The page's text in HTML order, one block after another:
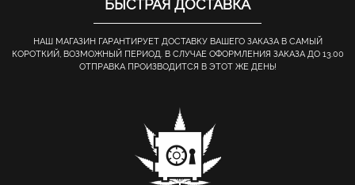
БЫСТРАЯ ДОСТАВКА
НАШ МАГАЗИН ГАРАНТИРУЕТ ДОСТАВКУ ВАШЕГО ЗАКАЗА В САМЫЙ
КОРОТКИЙ, ВОЗМОЖНЫЙ ПЕРИОД. В СЛУЧАЕ ОФОРМЛЕНИЯ ЗАКАЗА ДО 13.00
ОТПРАВКА ПРОИЗВОДИТСЯ В ЭТОТ ЖЕ ДЕНЬ!